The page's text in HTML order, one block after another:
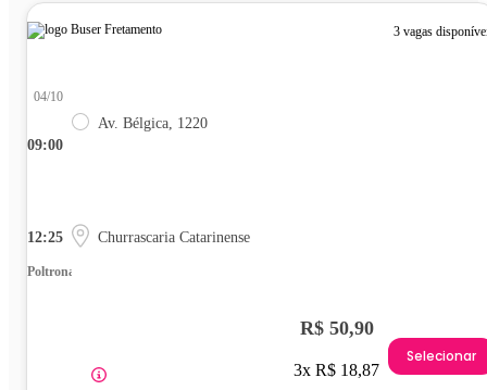
3 vagas
09:00
04/10
Av. Bélgica, 1220
12:25 Churrascaria Catarinense
Poltrona
R$ 50,90
3x R$ 18,87
Selecionar